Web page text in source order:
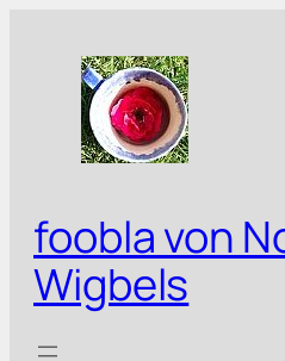
springen
foobla von
Wigbels